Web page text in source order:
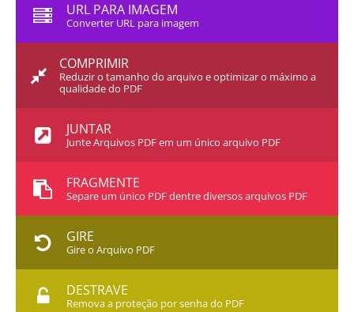
URL PARA IMAGEM
Converter URL para imagem
COMPRIMIR
Reduzir o tamanho do arquivo e optimizar o máximo a
qualidade do PDF
JUNTAR
Junte Arquivos PDF em um único arquivo PDF
FRAGMENTE
Separe um único PDF dentre diversos arquivos PDF
GIRE
Gire o Arquivo PDF
DESTRAVE
Remova a proteção por senha do PDF